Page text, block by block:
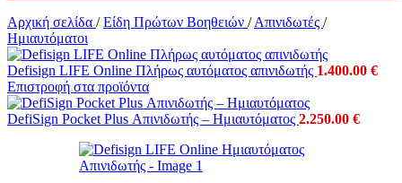
Αρχική σελίδα / Είδη Πρώτων Βοηθειών / Απινιδωτές /
Ημιαυτόματοι
Defisign LIFE Online Πλήρως αυτόματος απινιδωτής 1.400.00 €
Επιστροφή στα προϊόντα
DefiSign Pocket Plus Απινιδωτής – Ημιαυτόματος 2.250.00 €